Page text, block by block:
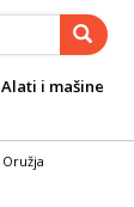
Alati i mašine
Oružja